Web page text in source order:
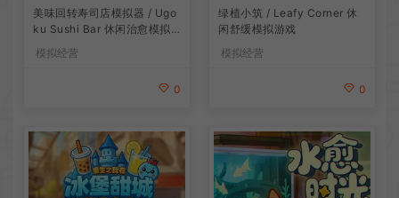
美味回转寿司店模拟器 / Ugo
ku Sushi Bar 休闲治愈模拟
模拟经营
0
绿植小筑 / Leafy Corner 休
闲舒缓模拟游戏
模拟经营
0